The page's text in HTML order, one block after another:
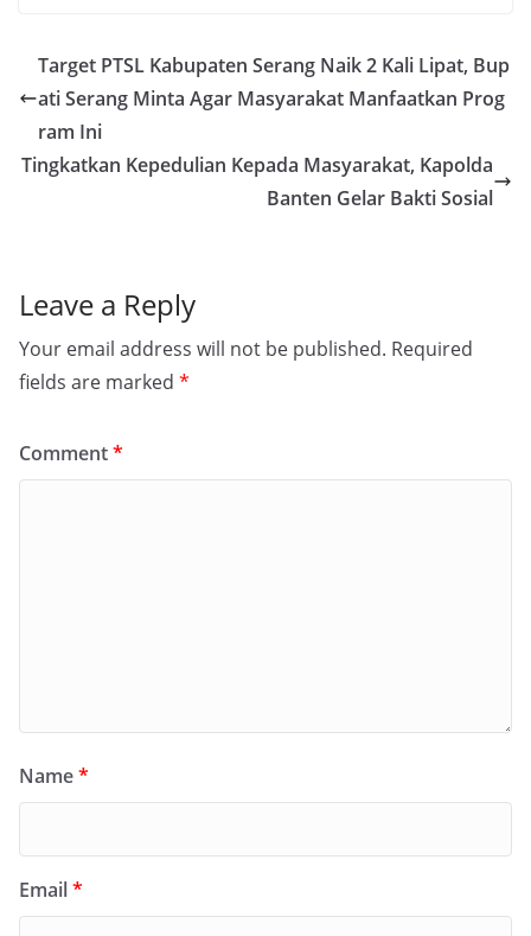
Target PTSL Kabupaten Serang Naik 2 Kali Lipat, Bup
ati Serang Minta Agar Masyarakat Manfaatkan Prog
ram Ini
Tingkatkan Kepedulian Kepada Masyarakat, Kapolda
Banten Gelar Bakti Sosial
Leave a Reply
Your email address will not be published. Required
fields are marked *
Comment*
Name*
Email*